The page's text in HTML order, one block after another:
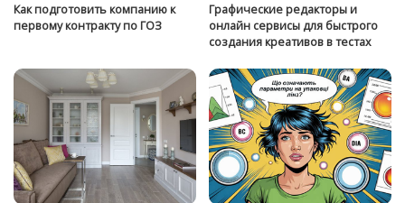
Как подготовить компанию к
первому контракту по ГОЗ
Графические редакторы и
онлайн сервисы для быстрого
создания креативов в тестах